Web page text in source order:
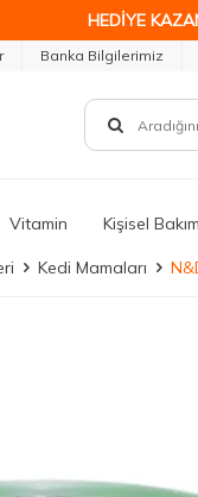
HEDİYE
Banka Bilgilerimiz
Vitamin Kişisel Bakım
Kedi Mamaları